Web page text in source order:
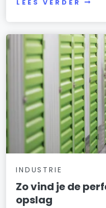
LEES VERDER
INDUSTRIE
Zo vind je de
opslag